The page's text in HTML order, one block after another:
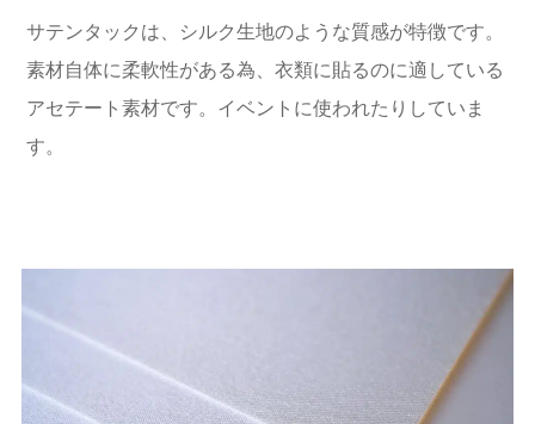
サテンタックは、シルク生地のような質感が特徴です。
素材自体に柔軟性がある為、衣類に貼るのに適している
アセテート素材です。イベントに使われたりしていま
す。